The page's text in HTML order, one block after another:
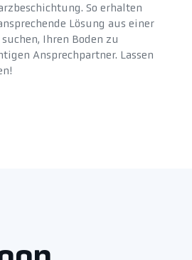
So erhalten
Lösung aus einer
Ihren Boden zu
Ansprechpartner. Lassen